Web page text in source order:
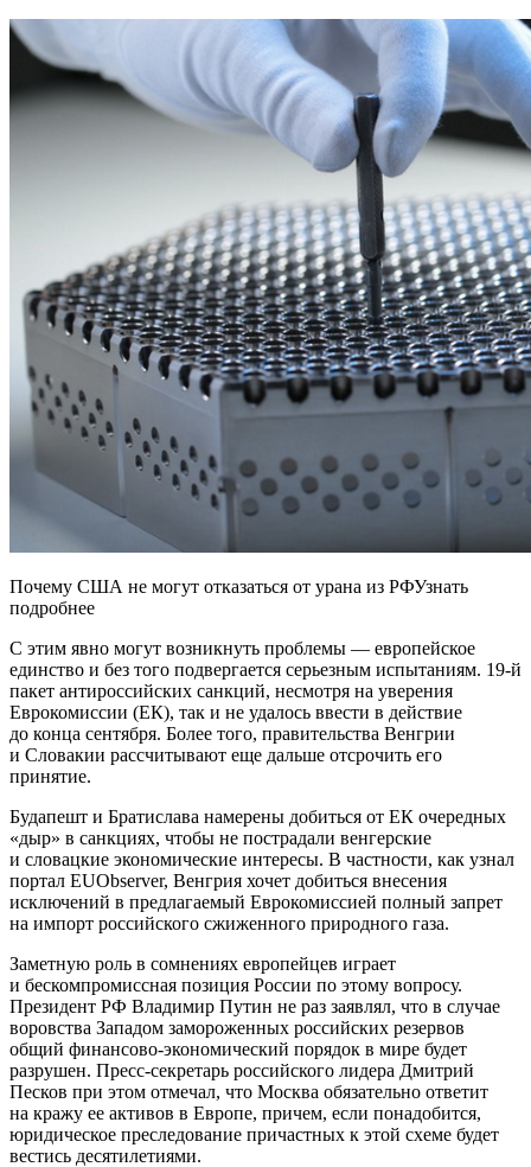
Почему США не могут отказаться от урана из РФУзнать
подробнее
С этим явно могут возникнуть проблемы — европейское
единство и без того подвергается серьезным испытаниям. 19-й
пакет антироссийских санкций, несмотря на уверения
Еврокомиссии (ЕК), так и не удалось ввести в действие
до конца сентября. Более того, правительства Венгрии
и Словакии рассчитывают еще дальше отсрочить его
принятие.
Будапешт и Братислава намерены добиться от ЕК очередных
«дыр» в санкциях, чтобы не пострадали венгерские
и словацкие экономические интересы. В частности, как узнал
портал EUObserver, Венгрия хочет добиться внесения
исключений в предлагаемый Еврокомиссией полный запрет
на импорт российского сжиженного природного газа.
Заметную роль в сомнениях европейцев играет
и бескомпромиссная позиция России по этому вопросу.
Президент РФ Владимир Путин не раз заявлял, что в случае
воровства Западом замороженных российских резервов
общий финансово-экономический порядок в мире будет
разрушен. Пресс-секретарь российского лидера Дмитрий
Песков при этом отмечал, что Москва обязательно ответит
на кражу ее активов в Европе, причем, если понадобится,
юридическое преследование причастных к этой схеме будет
вестись десятилетиями.